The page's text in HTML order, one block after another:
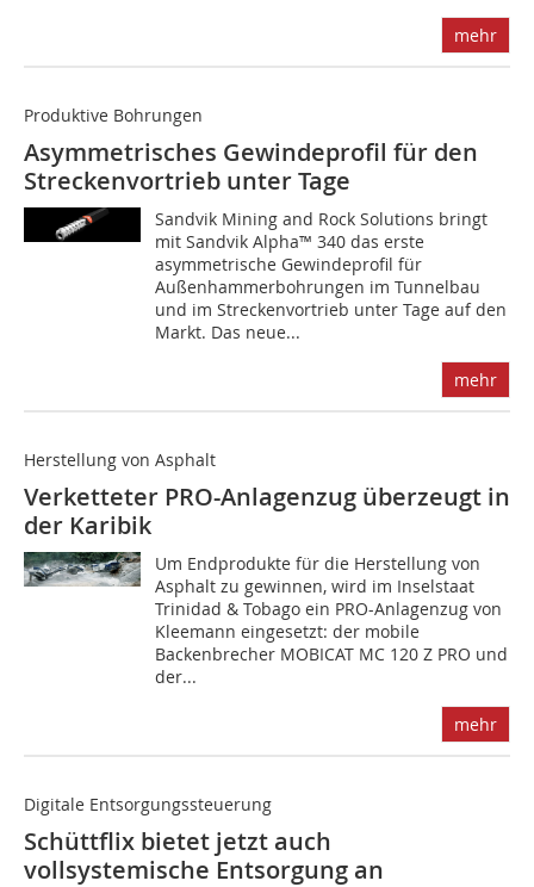
mehr
Produktive Bohrungen
Asymmetrisches Gewindeprofil für den
Streckenvortrieb unter Tage
Sandvik Mining and Rock Solutions bringt
mit Sandvik Alpha™ 340 das erste
asymmetrische Gewindeprofil für
Außenhammerbohrungen im Tunnelbau
und im Streckenvortrieb unter Tage auf den
Markt. Das neue...
mehr
Herstellung von Asphalt
Verketteter PRO-Anlagenzug überzeugt in
der Karibik
Um Endprodukte für die Herstellung von
Asphalt zu gewinnen, wird im Inselstaat
Trinidad & Tobago ein PRO-Anlagenzug von
Kleemann eingesetzt: der mobile
Backenbrecher MOBICAT MC 120 Z PRO und
der...
mehr
Digitale Entsorgungssteuerung
Schüttflix bietet jetzt auch
vollsystemische Entsorgung an